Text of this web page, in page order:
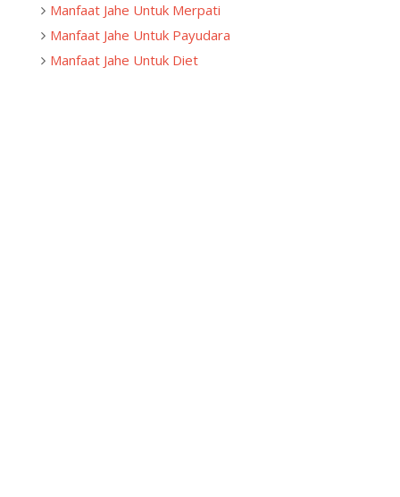
Manfaat Jahe Untuk Merpati
Manfaat Jahe Untuk Payudara
Manfaat Jahe Untuk Diet